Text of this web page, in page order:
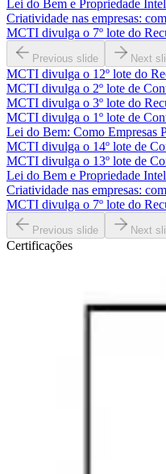
Lei do Bem e Propriedade
Criatividade nas empresas:
MCTI divulga o 7º lote do
Previous slide Next
MCTI divulga o 12º lote do
MCTI divulga o 2º lote de
MCTI divulga o 3º lote do
MCTI divulga o 1º lote de
Lei do Bem: Como Empresas
MCTI divulga o 14º lote de
MCTI divulga o 13º lote de
Lei do Bem e Propriedade
Criatividade nas empresas:
MCTI divulga o 7º lote do
Previous slide Next
Certificações